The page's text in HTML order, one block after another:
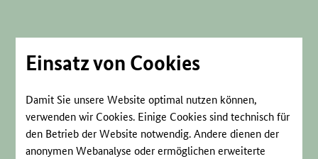
Einsatz von Cookies
Damit Sie unsere Website optimal nutzen können,
verwenden wir Cookies. Einige Cookies sind technisch für
den Betrieb der Website notwendig. Andere dienen der
anonymen Webanalyse oder ermöglichen erweiterte